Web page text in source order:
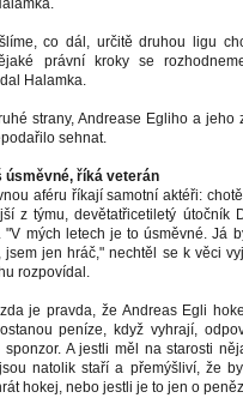
co dál, určitě druhou ligu
právní kroky se
Halamka.
strany, Andrease Egliho a jeho
sehnat.
úsměvné, říká veterán
aféru říkají samotní aktéři:
z týmu, devětatřicetiletý útočník
"V mých letech je to úsměvné. Já
jsem jen hráč," nechtěl se k věci
rozpovídal.
je pravda, že Andreas Egli
peníze, když vyhrají,
sponzor. A jestli měl na starosti
natolik staří a přemýšliví, že
hokej, nebo jestli je to jen o